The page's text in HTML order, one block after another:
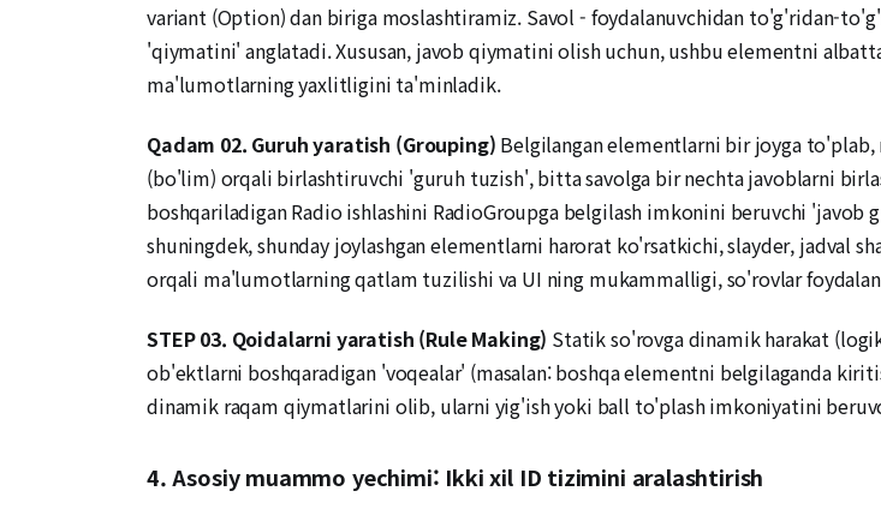
variant (Option) dan biriga moslashtiramiz. Savol - foydalanuvchidan to'g'ridan-
'qiymatini' anglatadi. Xususan, javob qiymatini olish uchun, ushbu elementni
ma'lumotlarning yaxlitligini ta'minladik.
Qadam 02. Guruh yaratish (Grouping) Belgilangan elementlarni bir joyga
(bo'lim) orqali birlashtiruvchi 'guruh tuzish', bitta savolga bir nechta javoblarni
boshqariladigan Radio ishlashini RadioGroupga belgilash imkonini beruvchi
shuningdek, shunday joylashgan elementlarni harorat ko'rsatkichi, slayder, jadval
orqali ma'lumotlarning qatlam tuzilishi va UI ning mukammalligi, so'rovlar
STEP 03. Qoidalarni yaratish (Rule Making) Statik so'rovga dinamik harakat
ob'ektlarni boshqaradigan 'voqealar' (masalan: boshqa elementni belgilaganda
dinamik raqam qiymatlarini olib, ularni yig'ish yoki ball to'plash imkoniyatini
4. Asosiy muammo yechimi: Ikki xil ID tizimini aralashtirish